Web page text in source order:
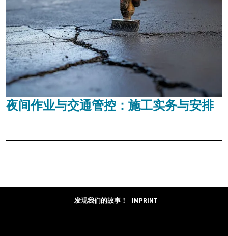
夜间作业与交通管控：施工实务与安排
发现我们的故事！ IMPRINT